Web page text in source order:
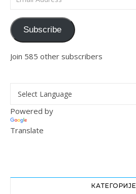
Subscribe
Join 585 other subscribers
Powered by
Translate
КАТЕГОРИЈЕ